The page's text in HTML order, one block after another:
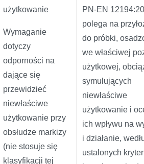
użytkowanie
Wymaganie
dotyczy
odporności na
dające się
przewidzieć
niewłaściwe
użytkowanie przy
obsłudze markizy
(nie stosuje się
klasyfikacji tej
PN-EN
polega na
do próbki,
we właściwej
użytkowej,
symulujących
niewłaściwe
użytkowanie i
ich wpływu na
i działanie,
ustalonych